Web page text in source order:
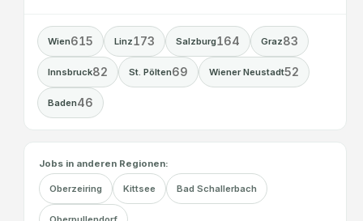
Wien615 Linz173 Salzburg164 Graz83
Innsbruck82 St. Pölten69 Wiener Neustadt52
Baden46
Jobs in anderen Regionen:
Oberzeiring Kittsee Bad Schallerbach